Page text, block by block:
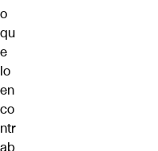
o
qu
e
lo
en
co
ntr
ab